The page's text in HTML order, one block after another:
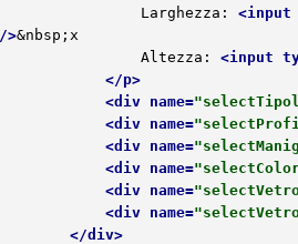
                Larghezza:
<input
/>&nbsp;x
                Altezza:
<input
</p>
<div name=
<div name=
<div name=
<div name=
<div name=
<div name=
</div>